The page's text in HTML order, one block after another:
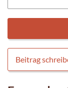
Beitrag